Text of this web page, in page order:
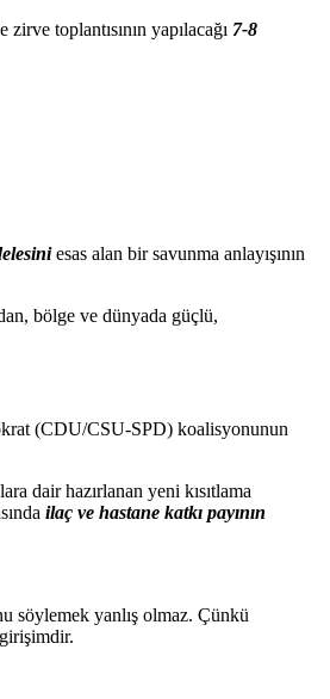
toplantısının yapılacağı 7-8
esas alan bir savunma anlayışının
bölge ve dünyada güçlü,
(CDU/CSU-SPD) koalisyonunun
dair hazırlanan yeni kısıtlama
ilaç ve hastane katkı payının
söylemek yanlış olmaz. Çünkü